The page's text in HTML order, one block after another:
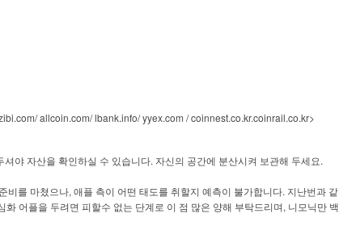
allcoin.com/ lbank.info/ yyex.com / coinnest.co.kr.coinrail.co.kr>
셔야 자산을 확인하실 수 있습니다. 자신의 공간에 분산시켜 보관해 두세요.
준비를 마쳤으나, 애플 측이 어떤 태도를 취할지 예측이 불가합니다. 지난번과
화 어플을 두려면 피할수 없는 단계로 이 점 많은 양해 부탁드리며, 니모닉만